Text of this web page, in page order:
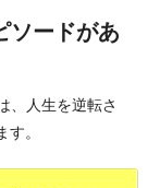
ソードがあ
、人生を逆転さ
。